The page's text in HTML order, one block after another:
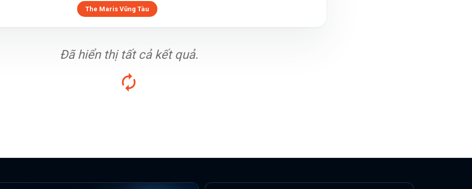
The Maris Vũng Tàu
Đã hiển thị tất cả kết quả.